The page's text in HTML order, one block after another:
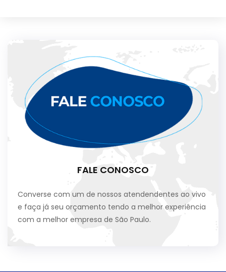
FALE CONOSCO
Converse com um de nossos atendendentes ao vivo
e faça já seu orçamento tendo a melhor experiência
com a melhor empresa de São Paulo.